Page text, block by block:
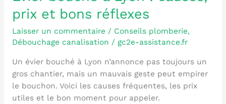
prix et bons réflexes
Laisser un commentaire / Conseils plomberie,
Débouchage canalisation / gc2e-assistance.fr
Un évier bouché à Lyon n’annonce pas toujours un
gros chantier, mais un mauvais geste peut empirer
le bouchon. Voici les causes fréquentes, les prix
utiles et le bon moment pour appeler.